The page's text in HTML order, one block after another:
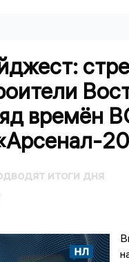
времён
итоги дня